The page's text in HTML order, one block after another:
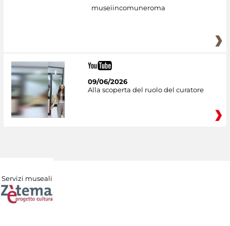
museiincomuneroma
09/06/2026
Alla scoperta del ruolo del curatore
Servizi museali